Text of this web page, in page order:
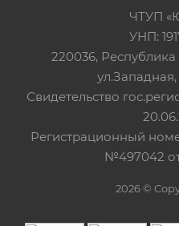
ЧТУП
УНП:
220036, Республика
ул.Западная,
Свидетельство
Регистрационный
№497042 от
2026 ©